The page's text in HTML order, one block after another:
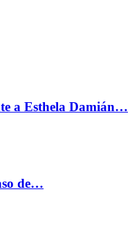
a Esthela Damián…
de…